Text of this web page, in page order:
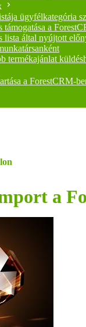
ügyfélkategória
támogatása a
lista által nyújtott
termékajánlat
a ForestCRM-
a